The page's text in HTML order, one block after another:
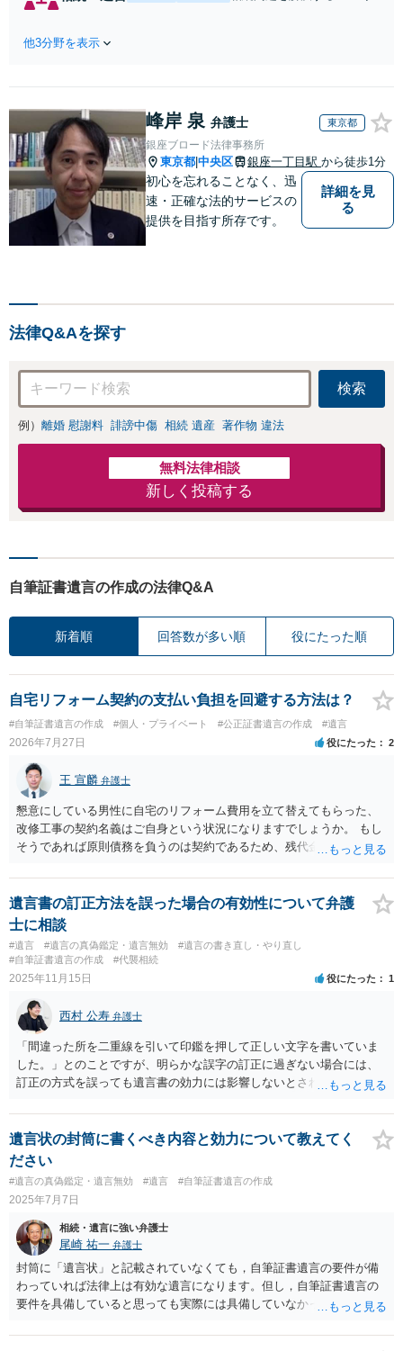
いても細心の注意を払っ
経験から迅速な問題解
じて各種専門家と連携
します。
他3分野を表示
峰岸 泉 弁護士 東京都
銀座ブロード法律事務所
東京都 中央区 銀座一丁目駅 から徒歩1分
初心を忘れることなく、迅
速・正確な法的サービスの
提供を目指す所存です。
詳細を見
る
法律Q&Aを探す
検索
例） 離婚 慰謝料 誹謗中傷 相続 遺産 著作物 違法
無料法律相談
新しく投稿する
自筆証書遺言の作成の法律Q&A
新着順 回答数が多い順 役にたった順
自宅リフォーム契約の支払い負担を回避する方法は？
#自筆証書遺言の作成 #個人・プライベート #公正証書遺言の作成 #遺言
2026年7月27日 役にたった 2
王 宣麟 弁護士
懇意にしている男性に自宅のリフォーム費用を立て替えてもらった、
改修工事の契約名義はご自身という状況になりますでしょうか。 もし
そうであれば原則債務を負うのは契約であるため、残代金を捻出して
ます。 入籍した場合でも、原則契約者が単独で全ての債務を負うこと
には変わりがありません。 なかなか対応に難しい案件であり、公開の
場でアドバイスを行うのも限界があるように思われますので、資料等
を持参のうえ個別に弁護士に相談されることをお勧めします。
遺言書の訂正方法を誤った場合の有効性について弁護
士に相談
#遺言 #遺言の真偽鑑定・遺言無効
#遺言の書き直し・やり直し
#自筆証書遺言の作成
#代襲相続
2025年11月15日 役にたった 1
西村 公寿 弁護士
「間違った所を二重線を引いて印鑑を押して正しい文字を書いていま
した。」とのことですが、明らかな誤字の訂正に過ぎない場合には、
訂正の方式を誤っても遺言書の効力には影響しないとされているよう
遺言状の封筒に書くべき内容と効力について教えてく
ださい
#遺言の真偽鑑定・遺言無効 #遺言 #自筆証書遺言の作成
2025年7月7日
相続・遺言に強い弁護士
尾崎 祐一 弁護士
封筒に「遺言状」と記載されていなくても，自筆証書遺言の要件が備
わっていれば法律上は有効な遺言になります。但し，自筆証書遺言の
要件を具備していると思っても実際には具備していなかったとして無
金がかかりますが公正証書遺言が宜しいかと思います。